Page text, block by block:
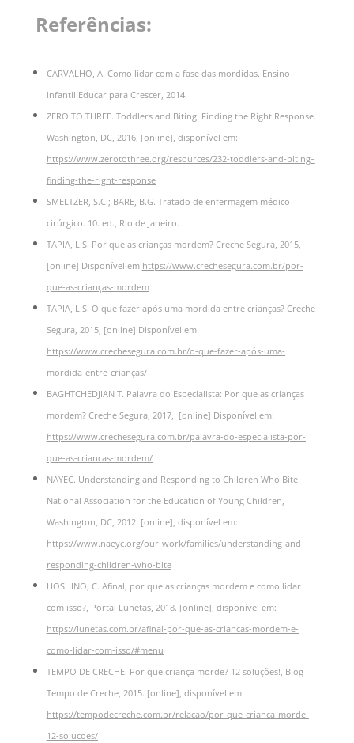
Referências:
CARVALHO, A. Como lidar com a fase das mordidas. Ensino
infantil Educar para Crescer, 2014.
ZERO TO THREE. Toddlers and Biting: Finding the Right Response.
Washington, DC, 2016, [online], disponível em:
https://www.zerotothree.org/resources/232-toddlers-and-biting–
finding-the-right-response
SMELTZER, S.C.; BARE, B.G. Tratado de enfermagem médico
cirúrgico. 10. ed., Rio de Janeiro.
TAPIA, L.S. Por que as crianças mordem? Creche Segura, 2015,
[online] Disponível em https://www.crechesegura.com.br/por-
que-as-crianças-mordem
TAPIA, L.S. O que fazer após uma mordida entre crianças? Creche
Segura, 2015, [online] Disponível em
https://www.crechesegura.com.br/o-que-fazer-após-uma-
mordida-entre-crianças/
BAGHTCHEDJIAN T. Palavra do Especialista: Por que as crianças
mordem? Creche Segura, 2017, [online] Disponível em:
https://www.crechesegura.com.br/palavra-do-especialista-por-
que-as-criancas-mordem/
NAYEC. Understanding and Responding to Children Who Bite.
National Association for the Education of Young Children,
Washington, DC, 2012. [online], disponível em:
https://www.naeyc.org/our-work/families/understanding-and-
responding-children-who-bite
HOSHINO, C. Afinal, por que as crianças mordem e como lidar
com isso?, Portal Lunetas, 2018. [online], disponível em:
https://lunetas.com.br/afinal-por-que-as-criancas-mordem-e-
como-lidar-com-isso/#menu
TEMPO DE CRECHE. Por que criança morde? 12 soluções!, Blog
Tempo de Creche, 2015. [online], disponível em:
https://tempodecreche.com.br/relacao/por-que-crianca-morde-
12-solucoes/